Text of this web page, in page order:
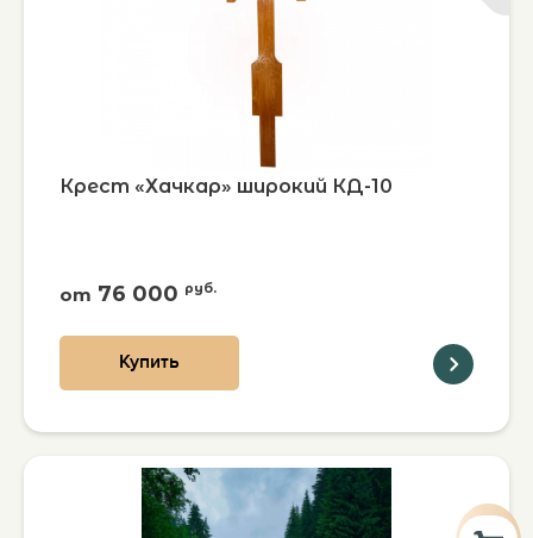
Крест «Хачкар» широкий КД-10
от 76 000 руб.
Купить